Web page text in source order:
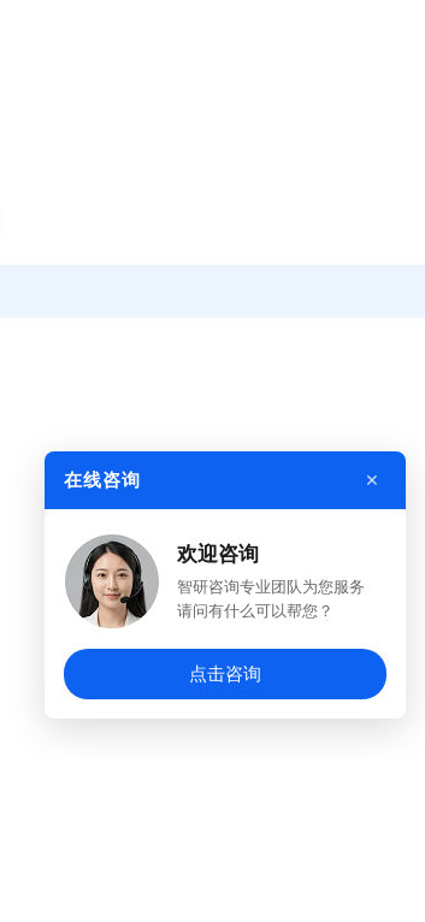
在线咨询 ×
欢迎咨询
智研咨询专业团队为您服务
请问有什么可以帮您？
点击咨询